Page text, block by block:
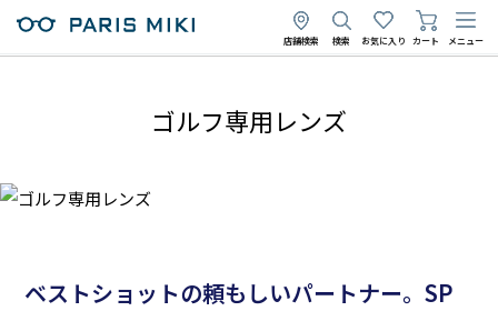
店舗検索 検索 お気に入り カート メニュー
ゴルフ専用レンズ
ベストショットの頼もしいパートナー。SP